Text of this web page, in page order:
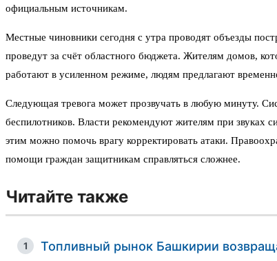
официальным источникам.
Местные чиновники сегодня с утра проводят объезды
проведут за счёт областного бюджета. Жителям домов,
работают в усиленном режиме, людям предлагают
Следующая тревога может прозвучать в любую минуту.
беспилотников. Власти рекомендуют жителям при
этим можно помочь врагу корректировать атаки.
помощи граждан защитникам справляться сложнее.
Читайте также
1 Топливный рынок Башкирии